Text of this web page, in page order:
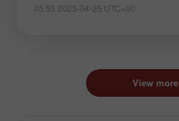
05:55 2025-04-25 UTC+00
View more